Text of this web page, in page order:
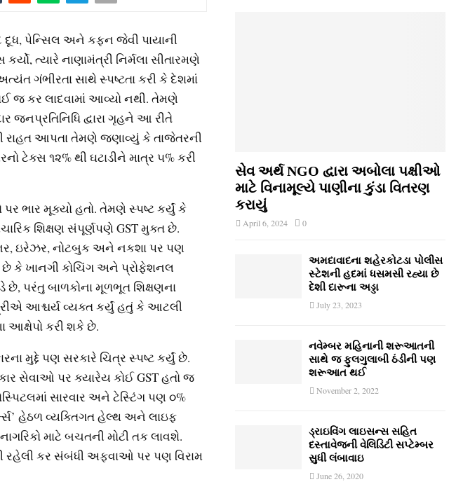
પેન્સિલ અને કફન જેવી પાયાની
ત્યારે નાણામંત્રી નિર્મલા સીતારમણે
ગંભીરતા સાથે સ્પષ્ટતા કરી કે દેશમાં
જ કર લાદવામાં આવ્યો નથી. તેમણે
જનપ્રતિનિધિ દ્વારા ગૃહને આ રીતે
રાહત આપતા તેમણે જણાવ્યું કે તાજેતરની
ટેક્સ ૧૨% થી ઘટાડીને માત્ર ૫% કરી
ભાર મૂક્યો હતો. તેમણે સ્પષ્ટ કર્યું કે
શિક્ષણ સંપૂર્ણપણે GST મુક્ત છે.
ઇરેઝર, નોટબુક અને નકશા પર પણ
છે કે ખાનગી કોચિંગ અને પ્રોફેશનલ
પરંતુ બાળકોના મૂળભૂત શિક્ષણના
આશ્ચર્ય વ્યક્ત કર્યું હતું કે આટલી
આક્ષેપો કરી શકે છે.
મુદ્દે પણ સરકારે ચિત્ર સ્પષ્ટ કર્યું છે.
સેવાઓ પર ક્યારેય કોઈ GST હતો જ
સારવાર અને ટેસ્ટિંગ પણ ૦%
હેઠળ વ્યક્તિગત હેલ્થ અને લાઇફ
માટે બચતની મોટી તક લાવશે.
રહેલી કર સંબંધી અફવાઓ પર પણ વિરામ
સેવ અર્થ NGO દ્વારા અબોલા પક્ષીઓ
માટે વિનામૂલ્યે પાણીના કુંડા વિતરણ
કરાયું
April 6, 2024 0
અમદાવાદના શહેરકોટડા પોલીસ
સ્ટેશની હદમાં ધસમસી રહ્યા છે
દેશી દારૂના અડ્ડા
July 23, 2023
નવેમ્‍બર મહિનાની શરૂઆતની
સાથે જ ફુલગુલાબી ઠંડીની પણ
શરૂઆત થઈ
November 2, 2022
ડ્રાઇવિંગ લાઇસન્સ સહિત
દસ્તાવેજની વેલિડિટી સપ્ટેમ્બર
સુધી લંબાવાઇ
June 26, 2020